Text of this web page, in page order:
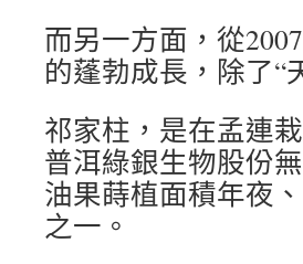
而另一方面，從
的蓬勃成長，除了“
祁家柱，是在孟連
普洱綠銀生物股份
油果蒔植面積年夜
之一。